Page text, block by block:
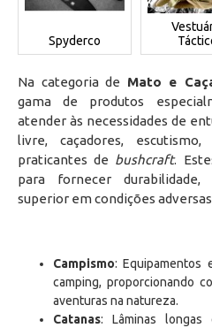
Na categoria de Mato e
gama de produtos
atender às necessidades de
livre, caçadores, escutismo,
praticantes de bushcraft.
para fornecer
superior em condições
Campismo: Equipamentos
camping, proporcionando
aventuras na natureza.
Catanas: Lâminas longas
Spyderco